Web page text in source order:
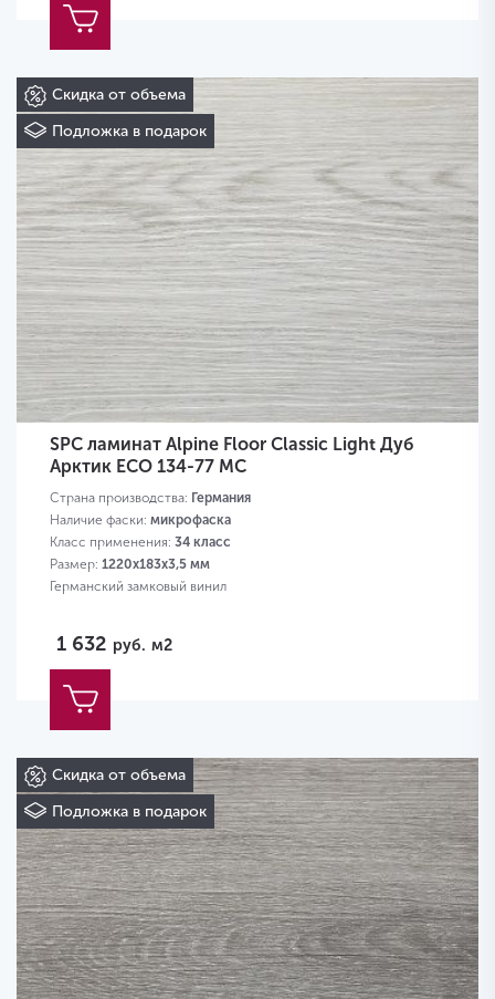
Скидка от объема
Подложка в подарок
SPC ламинат Alpine Floor Classic Light Дуб
Арктик ECO 134-77 MC
Страна производства: Германия
Наличие фаски: микрофаска
Класс применения: 34 класс
Размер: 1220х183х3,5 мм
Германский замковый винил
1 632 руб. м2
Скидка от объема
Подложка в подарок